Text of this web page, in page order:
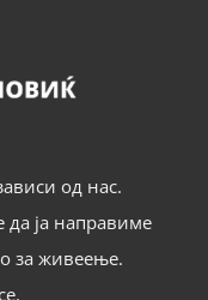
од нас.
ја направиме
за живеење.